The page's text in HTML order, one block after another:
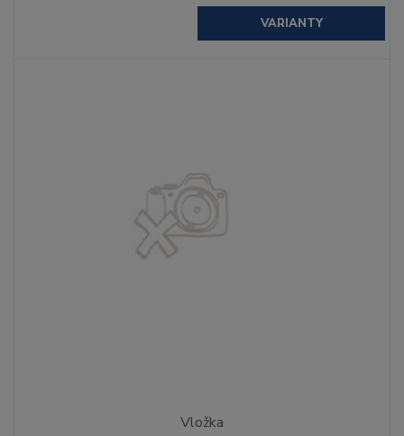
VARIANTY
Vložka